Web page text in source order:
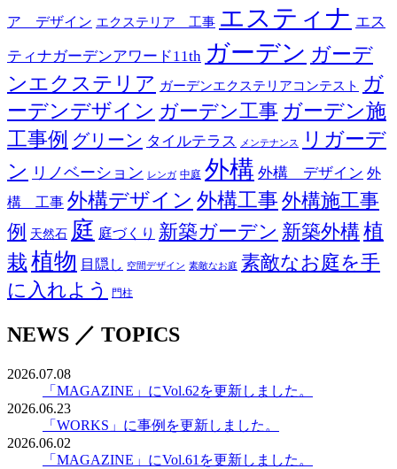
ア デザイン エクステリア 工事 エスティナ エス
ティナガーデンアワード11th ガーデン ガーデ
ンエクステリア ガーデンエクステリアコンテスト ガ
ーデンデザイン ガーデン工事 ガーデン施
工事例 グリーン タイルテラス メンテナンス
リガーデ
ン リノベーション レンガ 中庭 外構 外構 デザイン 外
構 工事 外構デザイン 外構工事 外構施工事
例
天然石 庭 庭づくり 新築ガーデン 新築外構植
栽 植物 目隠し 空間デザイン 素敵なお庭 素敵なお庭を手
に入れよう
門柱
NEWS ／ TOPICS
2026.07.08
「MAGAZINE」にVol.62を更新しました。
2026.06.23
「WORKS」に事例を更新しました。
2026.06.02
「MAGAZINE」にVol.61を更新しました。